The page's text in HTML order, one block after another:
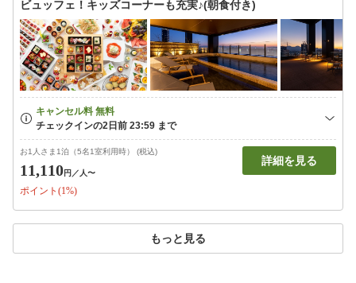
ビュッフェ！キッズコーナーも充実♪(朝食付き)
お1人さま1泊（5名1室利用時） (税込)
11,110円 ／人〜
ポイント(1%)
詳細を見る
もっと見る